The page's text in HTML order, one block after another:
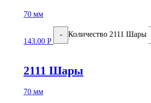
70 мм
143.00 Р
- Количество 2111 Шары
2111 Шары
70 мм